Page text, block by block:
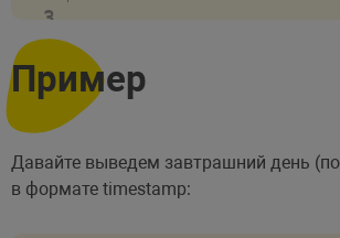
Пример
Давайте выведем завтрашний день
в формате timestamp: